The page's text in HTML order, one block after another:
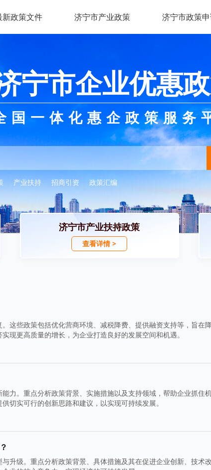
新政策文件 济宁市产业政策 济宁市政策
宁市企业优惠
国一体化惠企政策服务
产业扶持 招商引资 政策汇编
济宁市产业扶持政策
查看详情 >
这些政策包括优化营商环境、减税降费、提供融资支持等，旨在
现更高质量的增长，为企业打造良好的发展空间和机遇。
力。重点分析政策背景、实施措施以及支持领域，帮助企业抓住机
切实可行的创新思路和建议，以实现可持续发展。
升级。重点分析政策背景、具体措施及其在促进企业创新、技术